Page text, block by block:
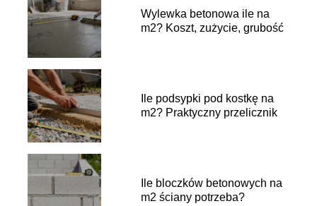
Wylewka betonowa ile na
m2? Koszt, zużycie, grubość
Ile podsypki pod kostkę na
m2? Praktyczny przelicznik
Ile bloczków betonowych na
m2 ściany potrzeba?